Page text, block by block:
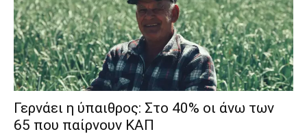
Γερνάει η ύπαιθρος: Στο 40% οι άνω των
65 που παίρνουν ΚΑΠ